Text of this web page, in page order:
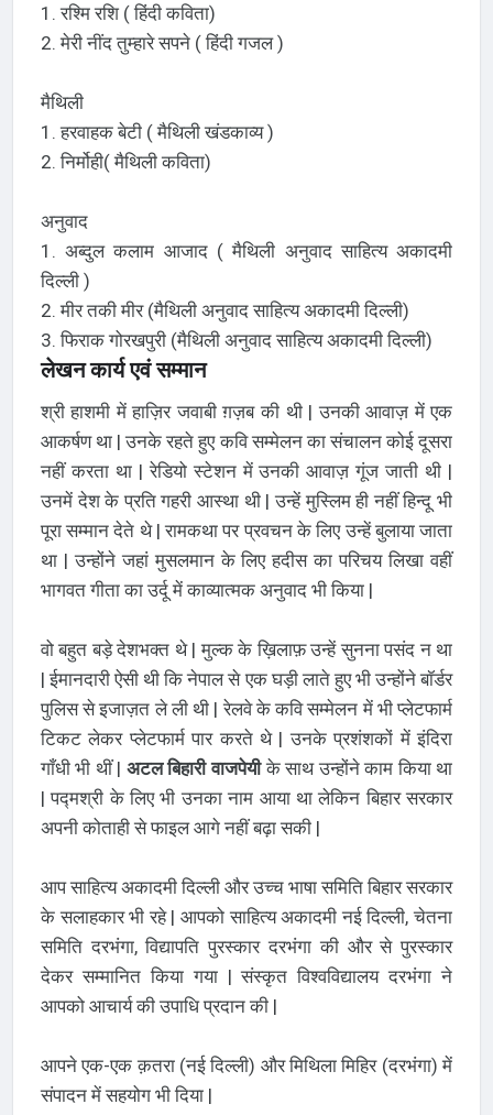
1. रश्मि रशि ( हिंदी कविता)
2. मेरी नींद तुम्हारे सपने ( हिंदी गजल )
मैथिली
1. हरवाहक बेटी ( मैथिली खंडकाव्य )
2. निर्मोही( मैथिली कविता)
अनुवाद
1. अब्दुल कलाम आजाद ( मैथिली अनुवाद साहित्य अकादमी
दिल्ली )
2. मीर तकी मीर (मैथिली अनुवाद साहित्य अकादमी दिल्ली)
3. फिराक गोरखपुरी (मैथिली अनुवाद साहित्य अकादमी दिल्ली)
लेखन कार्य एवं सम्मान
श्री हाशमी में हाज़िर जवाबी ग़ज़ब की थी | उनकी आवाज़ में एक
आकर्षण था | उनके रहते हुए कवि सम्मेलन का संचालन कोई दूसरा
नहीं करता था | रेडियो स्टेशन में उनकी आवाज़ गूंज जाती थी |
उनमें देश के प्रति गहरी आस्था थी | उन्हें मुस्लिम ही नहीं हिन्दू भी
पूरा सम्मान देते थे | रामकथा पर प्रवचन के लिए उन्हें बुलाया जाता
था | उन्होंने जहां मुसलमान के लिए हदीस का परिचय लिखा वहीं
भागवत गीता का उर्दू में काव्यात्मक अनुवाद भी किया |
वो बहुत बड़े देशभक्त थे | मुल्क के ख़िलाफ़ उन्हें सुनना पसंद न था
| ईमानदारी ऐसी थी कि नेपाल से एक घड़ी लाते हुए भी उन्होंने बॉर्डर
पुलिस से इजाज़त ले ली थी | रेलवे के कवि सम्मेलन में भी प्लेटफार्म
टिकट लेकर प्लेटफार्म पार करते थे | उनके प्रशंशकों में इंदिरा
गाँधी भी थीं | अटल बिहारी वाजपेयीके साथ उन्होंने काम किया था
| पद्मश्री के लिए भी उनका नाम आया था लेकिन बिहार सरकार
अपनी कोताही से फाइल आगे नहीं बढ़ा सकी |
आप साहित्य अकादमी दिल्ली और उच्च भाषा समिति बिहार सरकार
के सलाहकार भी रहे | आपको साहित्य अकादमी नई दिल्ली, चेतना
समिति दरभंगा, विद्यापति पुरस्कार दरभंगा की और से पुरस्कार
देकर सम्मानित किया गया | संस्कृत विश्वविद्यालय दरभंगा ने
आपको आचार्य की उपाधि प्रदान की |
आपने एक-एक क़तरा (नई दिल्ली) और मिथिला मिहिर (दरभंगा) में
संपादन में सहयोग भी दिया |